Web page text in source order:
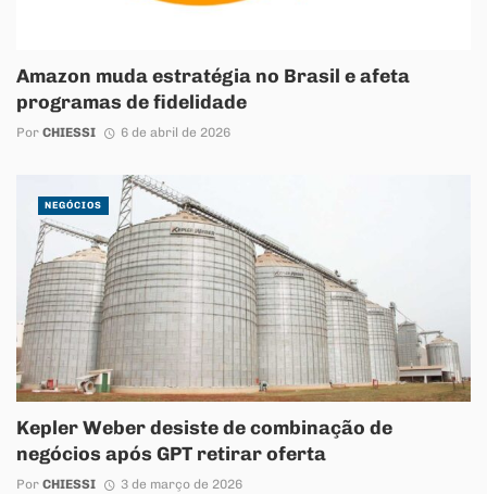
Amazon muda estratégia no Brasil e afeta
programas de fidelidade
Por CHIESSI 6 de abril de 2026
Kepler Weber desiste de combinação de
negócios após GPT retirar oferta
Por CHIESSI 3 de março de 2026
NEGÓCIOS